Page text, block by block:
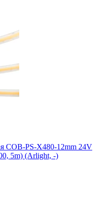
COB-PS-X480-12mm 24V
5m) (Arlight, -)